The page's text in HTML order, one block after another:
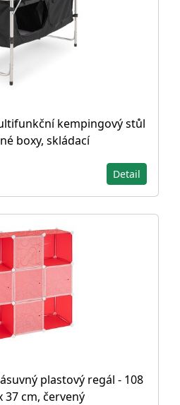
kempingový stůl
boxy, skládací
Detail
plastový regál - 108
37 cm, červený